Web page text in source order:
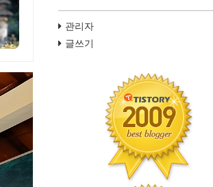
관리자
글쓰기